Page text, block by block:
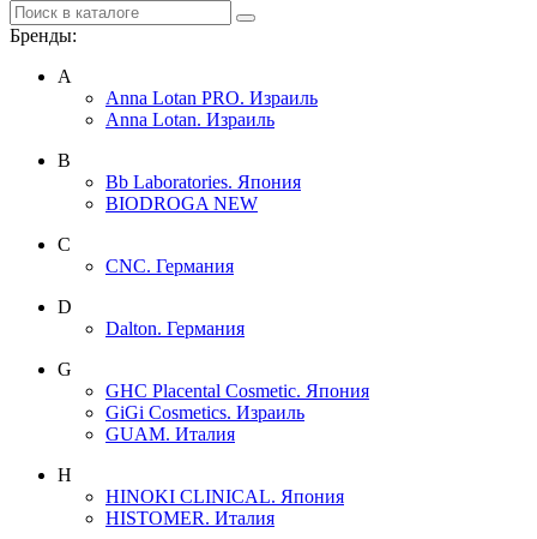
Бренды:
A
Anna Lotan PRO. Израиль
Anna Lotan. Израиль
B
Bb Laboratories. Япония
BIODROGA NEW
C
CNC. Германия
D
Dalton. Германия
G
GHC Placental Cosmetic. Япония
GiGi Cosmetics. Израиль
GUAM. Италия
H
HINOKI CLINICAL. Япония
HISTOMER. Италия